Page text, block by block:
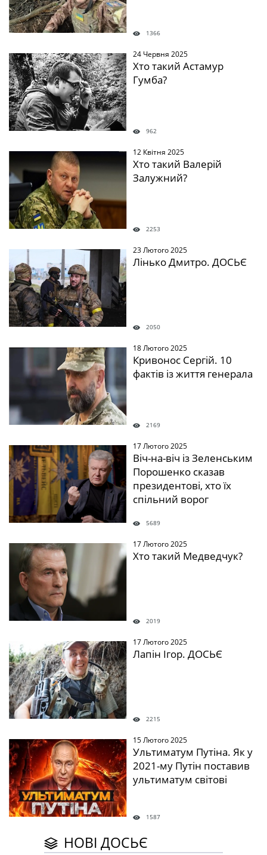
1366
" /> 24 Червня 2025
Хто такий Астамур
Гумба?
962
12 Квітня 2025
Хто такий Валерій
Залужний?
2253
23 Лютого 2025
Лінько Дмитро. ДОСЬЄ
2050
18 Лютого 2025
Кривонос Сергій. 10
фактів із життя генерала
2169
" /> 17 Лютого 2025
Віч-на-віч із Зеленським
Порошенко сказав
президентові, хто їх
спільний ворог
5689
17 Лютого 2025
Хто такий Медведчук?
2019
" /> 17 Лютого 2025
Лапін Ігор. ДОСЬЄ
2215
" /> 15 Лютого 2025
Ультиматум Путіна. Як у
2021-му Путін поставив
ультиматум світові
1587
НОВІ ДОСЬЄ